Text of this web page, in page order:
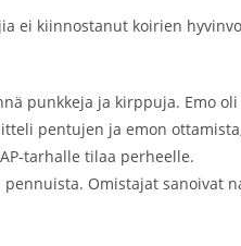
ei kiinnostanut koirien
punkkeja ja kirppuja. Emo
pentujen ja emon
tarhalle tilaa perheelle.
Omistajat sanoivat